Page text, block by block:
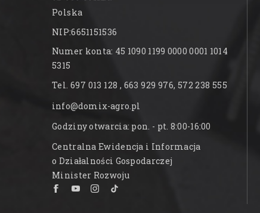
Polska
NIP:6651151536
Numer konta: 45 1090 1199 0000 0001 1014
5315
Tel. 697 013 128 , 663 929 976, 572 238 555
info@domix-agro.pl
Godziny otwarcia: pon. - pt. 8:00-16:00
Centralna Ewidencja i Informacja
o Działalności Gospodarczej
Minister Rozwoju